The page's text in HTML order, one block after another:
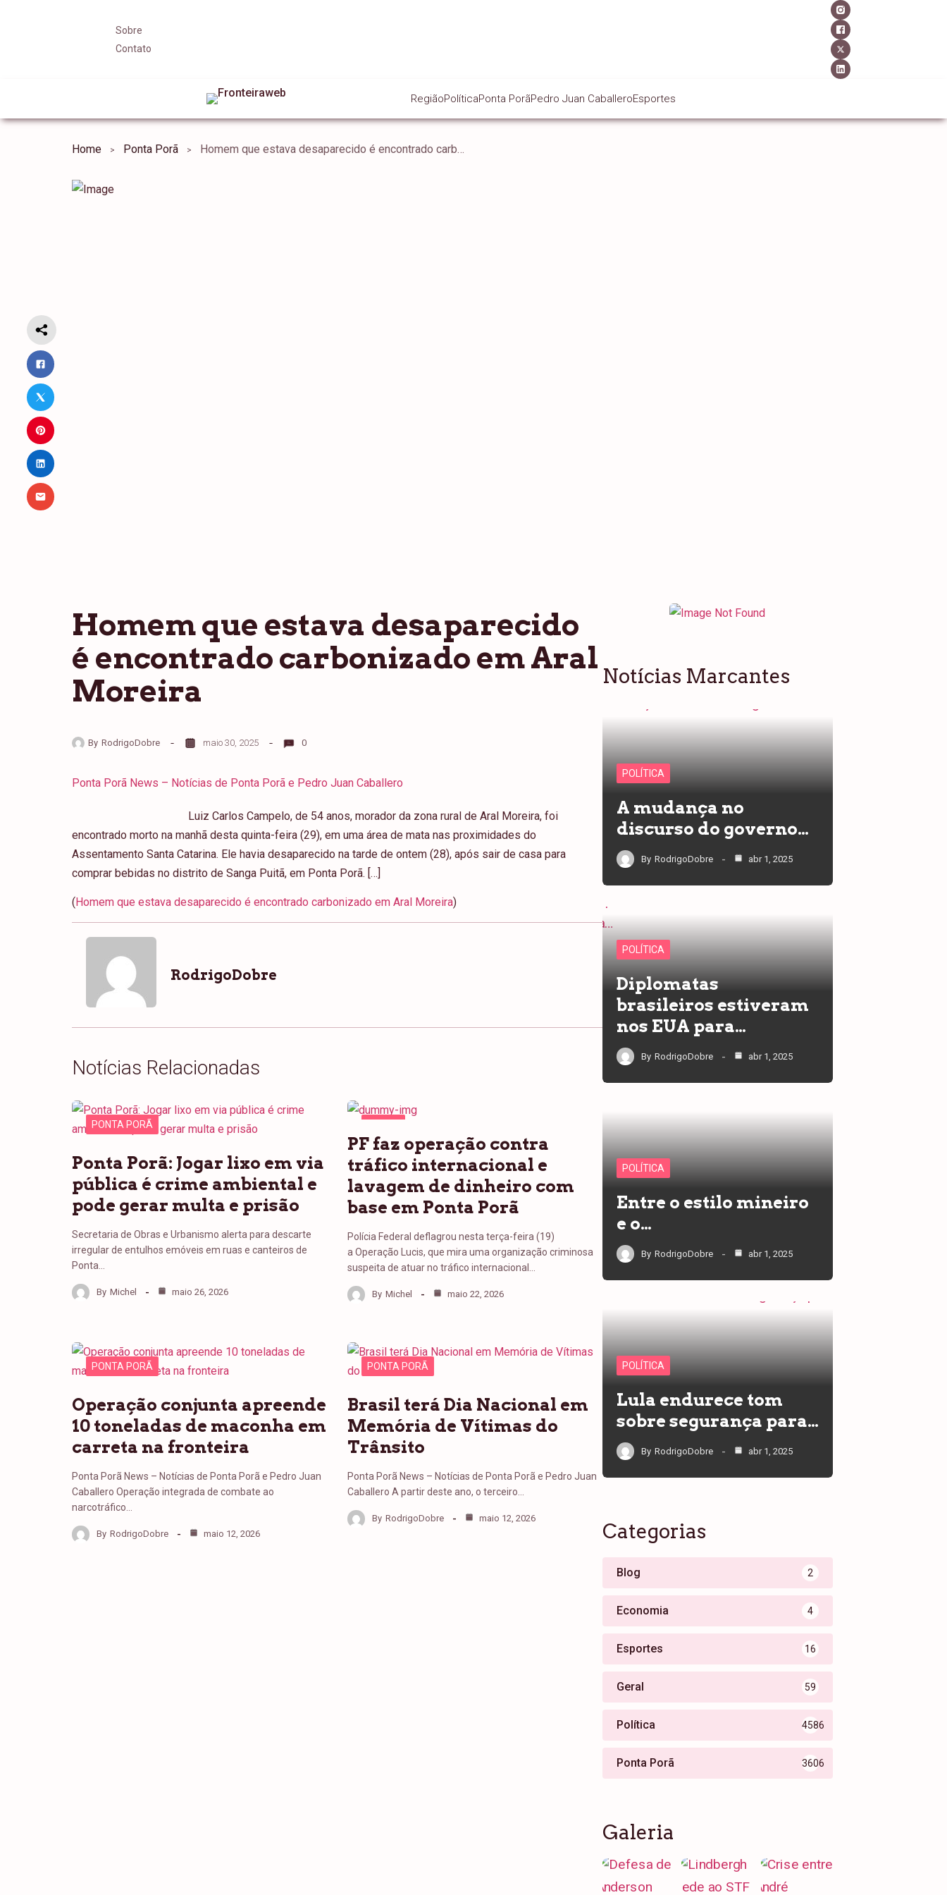
Sobre
Contato
RegiãoPolíticaPonta PorãPedro Juan CaballeroEsportes
Home Ponta Porã Homem que estava desaparecido é encontrado carbonizado em Aral Moreira
Homem que estava desaparecido
é encontrado carbonizado em Aral
Moreira
By RodrigoDobre maio 30, 2025 0
Ponta Porã News – Notícias de Ponta Porã e Pedro Juan Caballero
Luiz Carlos Campelo, de 54 anos, morador da zona rural de Aral Moreira, foi
encontrado morto na manhã desta quinta-feira (29), em uma área de mata nas proximidades do
Assentamento Santa Catarina. Ele havia desaparecido na tarde de ontem (28), após sair de casa para
comprar bebidas no distrito de Sanga Puitã, em Ponta Porã. […]
( Homem que estava desaparecido é encontrado carbonizado em Aral Moreira)
RodrigoDobre
Notícias Relacionadas
PONTA PORÃ
Ponta Porã: Jogar lixo em via
pública é crime ambiental e
pode gerar multa e prisão
Secretaria de Obras e Urbanismo alerta para descarte
irregular de entulhos emóveis em ruas e canteiros de
Ponta…
By Michel maio 26, 2026
PORÃ
PF faz operação contra
tráfico internacional e
lavagem de dinheiro com
base em Ponta Porã
Polícia Federal deflagrou nesta terça-feira (19)
a Operação Lucis, que mira uma organização criminosa
suspeita de atuar no tráfico internacional…
By Michel maio 22, 2026
PONTA PORÃ
Operação conjunta apreende
10 toneladas de maconha em
carreta na fronteira
Ponta Porã News – Notícias de Ponta Porã e Pedro Juan
Caballero Operação integrada de combate ao
narcotráfico…
By RodrigoDobre maio 12, 2026
PONTA PORÃ
Brasil terá Dia Nacional em
Memória de Vítimas do
Trânsito
Ponta Porã News – Notícias de Ponta Porã e Pedro Juan
Caballero A partir deste ano, o terceiro…
By RodrigoDobre maio 12, 2026
Notícias Marcantes
POLÍTICA
A mudança no
discurso do governo…
By RodrigoDobre abr 1, 2025
POLÍTICA
Diplomatas
brasileiros estiveram
nos EUA para…
By RodrigoDobre abr 1, 2025
POLÍTICA
Entre o estilo mineiro
e o…
By RodrigoDobre abr 1, 2025
POLÍTICA
Lula endurece tom
sobre segurança para…
By RodrigoDobre abr 1, 2025
Categorias
Blog 2
Economia 4
Esportes 16
Geral 59
Política 4586
Ponta Porã 3606
Galeria